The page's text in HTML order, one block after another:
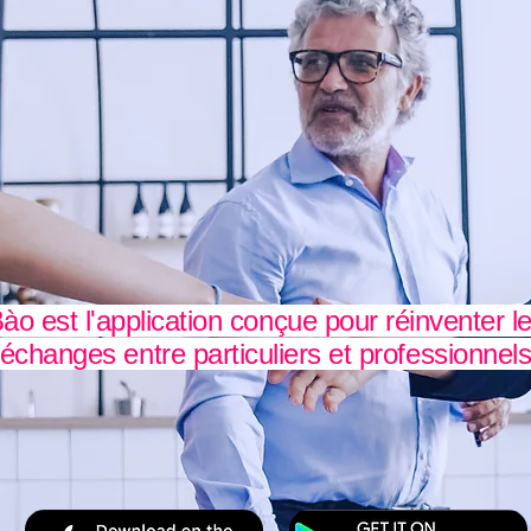
est l'application conçue pour réinventer
échanges entre particuliers et professionnels